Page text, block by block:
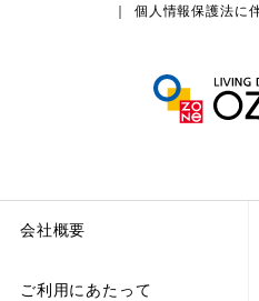
個人情報保護法に
会社概要
ご利用にあたって